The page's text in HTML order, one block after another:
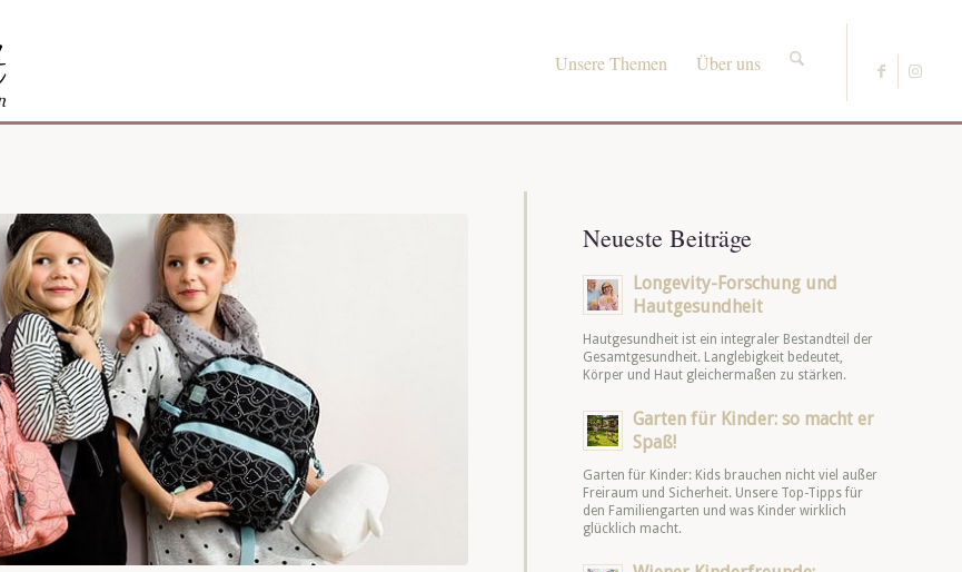
Unsere Themen Über uns
Neueste Beiträge
Longevity-Forschung und
Hautgesundheit
Hautgesundheit ist ein integraler Bestandteil der
Gesamtgesundheit. Langlebigkeit bedeutet,
Körper und Haut gleichermaßen zu stärken.
Garten für Kinder: so macht er
Spaß!
Garten für Kinder: Kids brauchen nicht viel außer
Freiraum und Sicherheit. Unsere Top-Tipps für
den Familiengarten und was Kinder wirklich
glücklich macht.